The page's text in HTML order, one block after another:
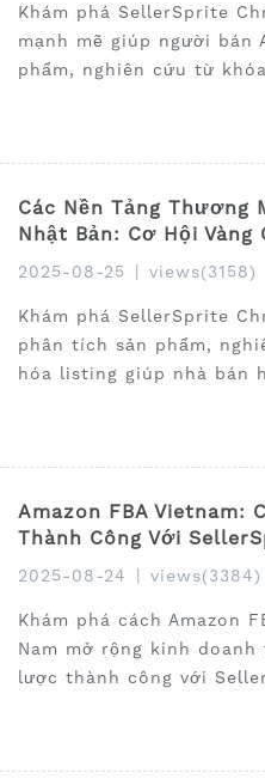
Khám phá SellerSprite
mạnh mẽ giúp người bán
phẩm, nghiên cứu từ
quyết định thông minh
Các Nền Tảng Thương
Nhật Bản: Cơ Hội Vàng
2025-08-25 views(3158)
Khám phá SellerSprite
phân tích sản phẩm,
hóa listing giúp nhà bán
Amazon FBA Vietnam:
Thành Công Với
2025-08-24 views(3384)
Khám phá cách Amazon
Nam mở rộng kinh
lược thành công với